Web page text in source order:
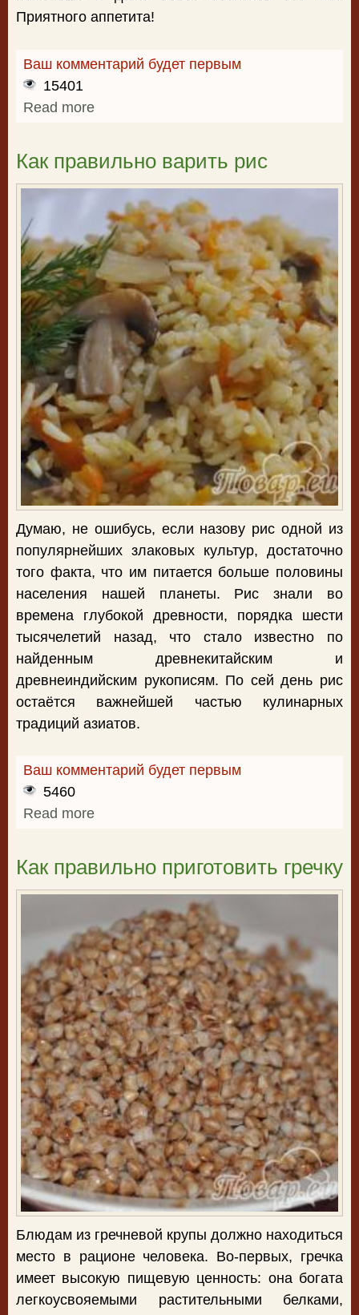
Приятного аппетита!
Ваш комментарий будет первым
15401
Read more
Как правильно варить рис
Думаю, не ошибусь, если назову рис одной из
популярнейших злаковых культур, достаточно
того факта, что им питается больше половины
населения нашей планеты. Рис знали во
времена глубокой древности, порядка шести
тысячелетий назад, что стало известно по
найденным древнекитайским и
древнеиндийским рукописям. По сей день рис
остаётся важнейшей частью кулинарных
традиций азиатов.
Ваш комментарий будет первым
5460
Read more
Как правильно приготовить гречку
Блюдам из гречневой крупы должно находиться
место в рационе человека. Во-первых, гречка
имеет высокую пищевую ценность: она богата
легкоусвояемыми растительными белками,